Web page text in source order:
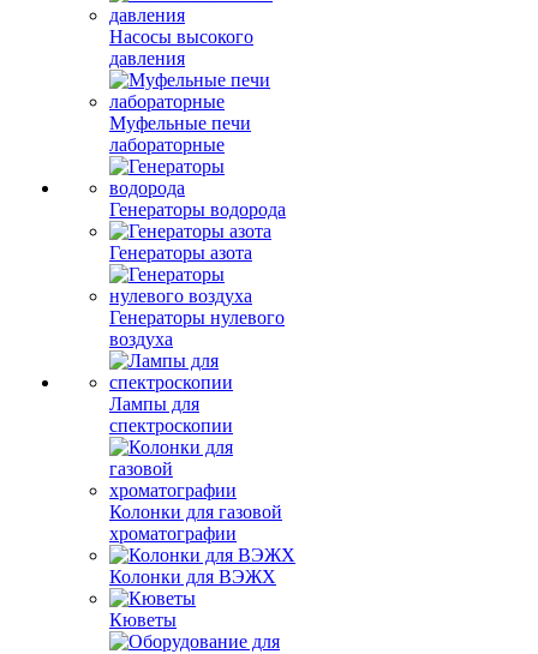
Насосы высокого
давления
Муфельные печи
лабораторные
Генераторы водорода
Генераторы азота
Генераторы нулевого
воздуха
Лампы для
спектроскопии
Колонки для газовой
хроматографии
Колонки для ВЭЖХ
Кюветы